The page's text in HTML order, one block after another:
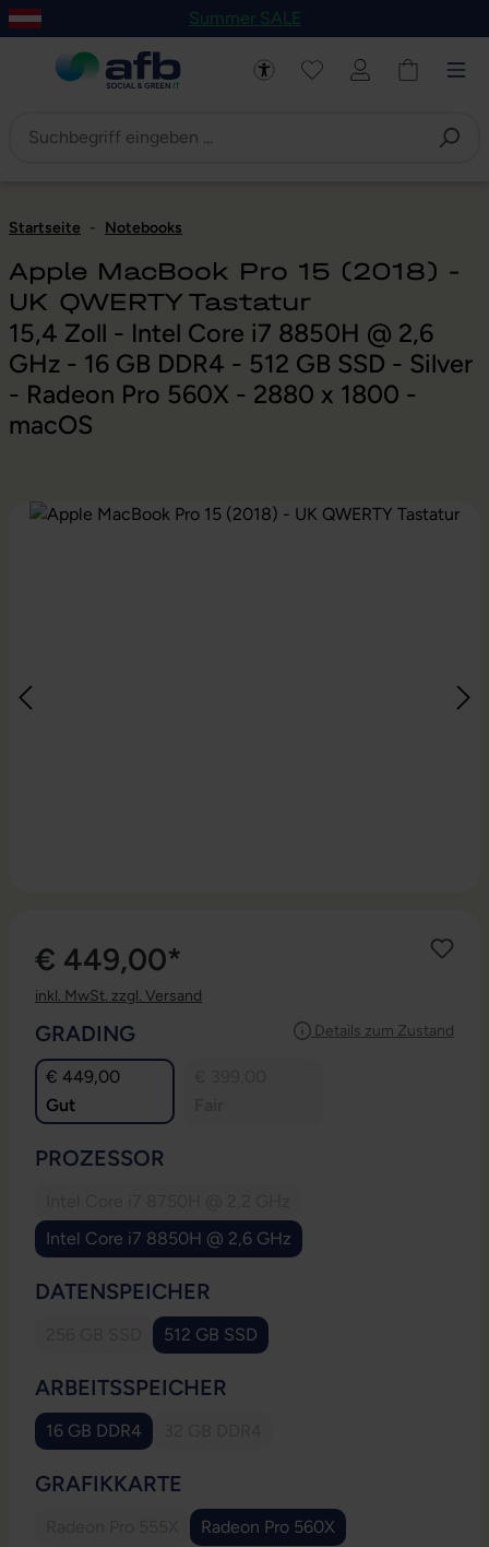
Hauptinhalt springen
Zur Navigation der B2B-Plattform springen
Summer SALE
Startseite - Notebooks
Apple MacBook Pro 15 (2018) -
UK QWERTY Tastatur
15,4 Zoll - Intel Core i7 8850H @ 2,6
GHz - 16 GB DDR4 - 512 GB SSD - Silver
- Radeon Pro 560X - 2880 x 1800 -
macOS
Bildergalerie überspringen
€ 449,00*
inkl. MwSt. zzgl. Versand
Details zum Zustand
GRADING
€ 449,00
Gut
PROZESSOR
Intel Core i7 8850H @ 2,6 GHz
DATENSPEICHER
(Diese Option ist zurzeit nicht verfügbar.)
512 GB SSD
ARBEITSSPEICHER
16 GB DDR4
GRAFIKKARTE
(Diese Option ist zurzeit nicht verfügbar.)
Radeon Pro 560X